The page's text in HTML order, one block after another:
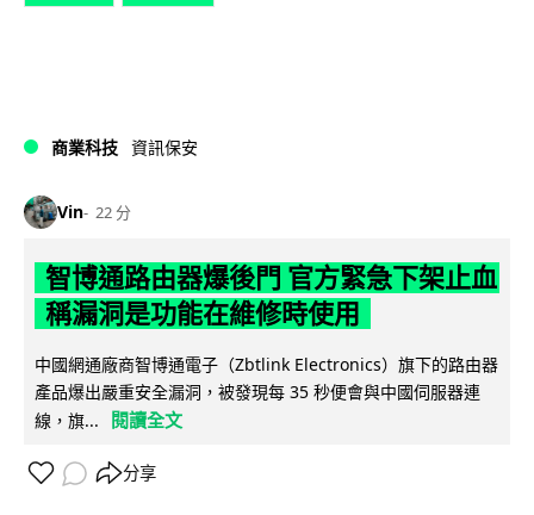
商業科技 資訊保安
Vin 22 分
智博通路由器爆後門 官方緊急下架止血
稱漏洞是功能在維修時使用
中國網通廠商智博通電子（Zbtlink Electronics）旗下的路由器
產品爆出嚴重安全漏洞，被發現每 35 秒便會與中國伺服器連
線，旗...
閱讀全文
分享